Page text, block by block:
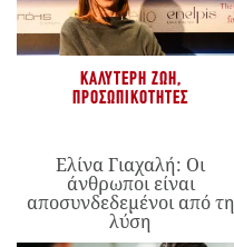
ΚΑΛΎΤΕΡΗ ΖΩΉ,
ΠΡΟΣΩΠΙΚΌΤΗΤΕΣ
Ελίνα Γιαχαλή: Οι
άνθρωποι είναι
αποσυνδεδεμένοι από τη
λύση